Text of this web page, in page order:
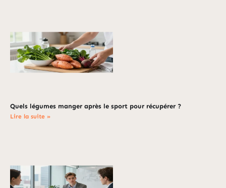
Quels légumes manger après le sport pour récupérer ?
Lire la suite »